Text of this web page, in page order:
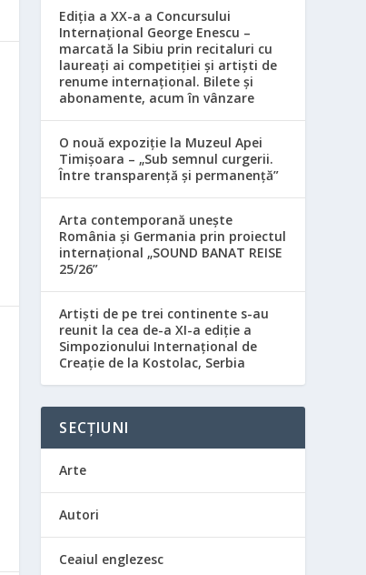
Ediția a XX-a a Concursului
Internațional George Enescu –
marcată la Sibiu prin recitaluri cu
laureați ai competiției și artiști de
renume internațional. Bilete și
abonamente, acum în vânzare
O nouă expoziție la Muzeul Apei
Timișoara – „Sub semnul curgerii.
Între transparență și permanență”
Arta contemporană unește
România și Germania prin proiectul
internațional „SOUND BANAT REISE
25/26”
Artiști de pe trei continente s-au
reunit la cea de-a XI-a ediție a
Simpozionului Internațional de
Creație de la Kostolac, Serbia
SECȚIUNI
Arte
Autori
Ceaiul englezesc